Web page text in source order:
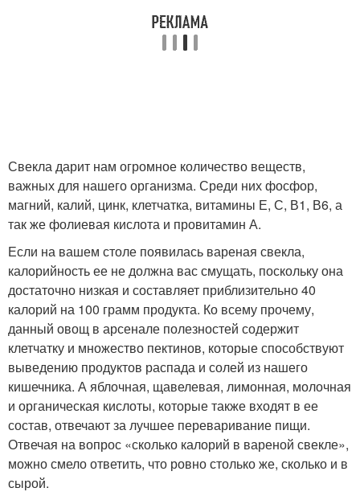
Свекла дарит нам огромное количество веществ,
важных для нашего организма. Среди них фосфор,
магний, калий, цинк, клетчатка, витамины Е, С, В1, В6, а
так же фолиевая кислота и провитамин А.
Если на вашем столе появилась вареная свекла,
калорийность ее не должна вас смущать, поскольку она
достаточно низкая и составляет приблизительно 40
калорий на 100 грамм продукта. Ко всему прочему,
данный овощ в арсенале полезностей содержит
клетчатку и множество пектинов, которые способствуют
выведению продуктов распада и солей из нашего
кишечника. А яблочная, щавелевая, лимонная, молочная
и органическая кислоты, которые также входят в ее
состав, отвечают за лучшее переваривание пищи.
Отвечая на вопрос «сколько калорий в вареной свекле»,
можно смело ответить, что ровно столько же, сколько и в
сырой.